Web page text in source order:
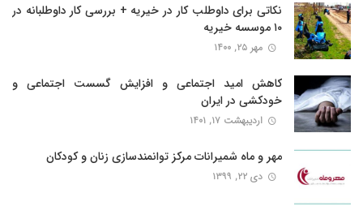
نکاتی برای داوطلب کار در خیریه + بررسی کار داوطلبانه در
۱۰ موسسه خیریه
مهر ۲۵, ۱۴۰۰
کاهش امید اجتماعی و افزایش گسست اجتماعی و
خودکشی در ایران
اردیبهشت ۱۷, ۱۴۰۱
مهر و ماه شمیرانات مرکز توانمندسازی زنان و کودکان
دی ۲۲, ۱۳۹۹